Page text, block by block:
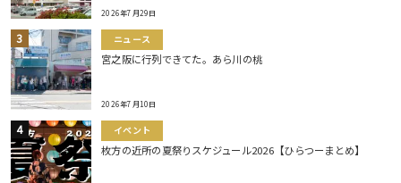
2026年7月29日
ニュース
宮之阪に行列できてた。あら川の桃
2026年7月10日
イベント
枚方の近所の夏祭りスケジュール2026【ひらつーまとめ】